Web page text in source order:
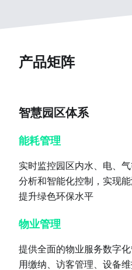
产品矩阵
智慧园区体系
能耗管理
实时监控园区内水、电、
分析和智能化控制，实现
提升绿色环保水平
物业管理
提供全面的物业服务数字
用缴纳、访客管理、设备